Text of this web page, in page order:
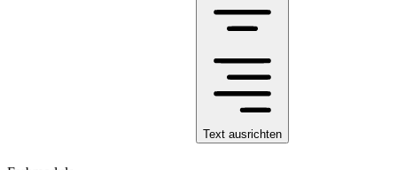
Text ausrichten